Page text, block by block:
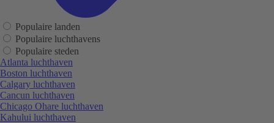
Populaire landen
Populaire luchthavens
Populaire steden
Atlanta luchthaven
Boston luchthaven
Calgary luchthaven
Cancun luchthaven
Chicago Ohare luchthaven
Kahului luchthaven